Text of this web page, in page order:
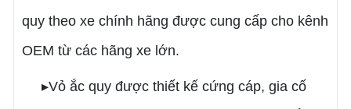
quy theo xe chính hãng được cung cấp cho kênh
OEM từ các hãng xe lớn.
▸Vỏ ắc quy được thiết kế cứng cáp, gia cố